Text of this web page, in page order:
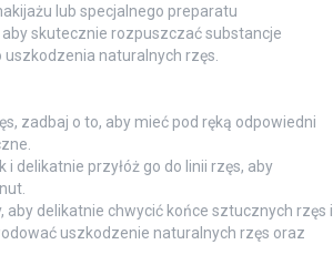
lub specjalnego preparatu
skutecznie rozpuszczać substancje
naturalnych rzęs.
zadbaj o to, aby mieć pod ręką odpowiedni
delikatnie przyłóż go do linii rzęs, aby
delikatnie chwycić końce sztucznych rzęs i
uszkodzenie naturalnych rzęs oraz